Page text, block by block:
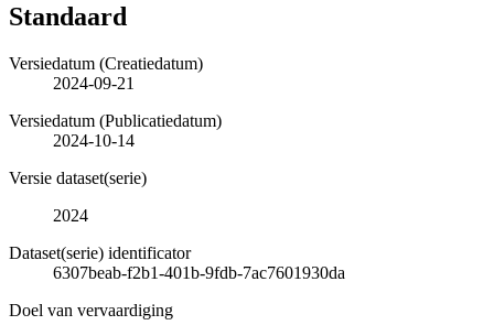
Standaard
Versiedatum (Creatiedatum)
2024-09-21
Versiedatum (Publicatiedatum)
2024-10-14
Versie dataset(serie)
2024
Dataset(serie) identificator
6307beab-f2b1-401b-9fdb-7ac7601930da
Doel van vervaardiging